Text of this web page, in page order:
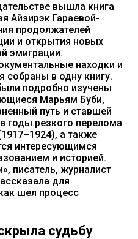
вышла книга
Айзирэк Гараевой-
продолжателей
и открытия новых
эмиграции.
находки и
собраны в одну книгу.
подробно изучены
Марьям Буби,
путь и ставшей
годы резкого перелома
а также
интересующимся
и историей.
писатель, журналист
для
шел процесс
судьбу